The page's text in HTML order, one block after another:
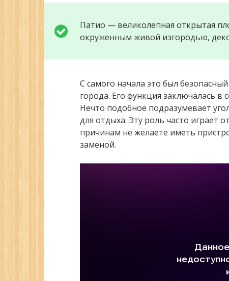
Патио — великолепная открытая
окруженным живой изгородью,
С самого начала это был
города. Его функция заключалась
Нечто подобное подразумевает
для отдыха. Эту роль часто играет
причинам не желаете иметь
заменой.